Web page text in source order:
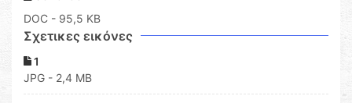
DOC - 95,5 KB
Σχετικες εικόνες
1
JPG - 2,4 MB